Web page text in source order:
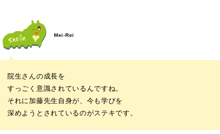
Mei-Rei
院生さんの成長を
すっごく意識されているんですね。
それに加藤先生自身が、今も学びを
深めようとされているのがステキです。